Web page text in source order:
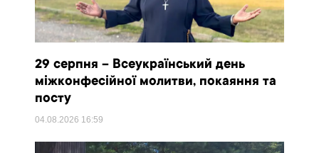
29 серпня – Всеукраїнський день
міжконфесійної молитви, покаяння та
посту
04.08.2026 16:59